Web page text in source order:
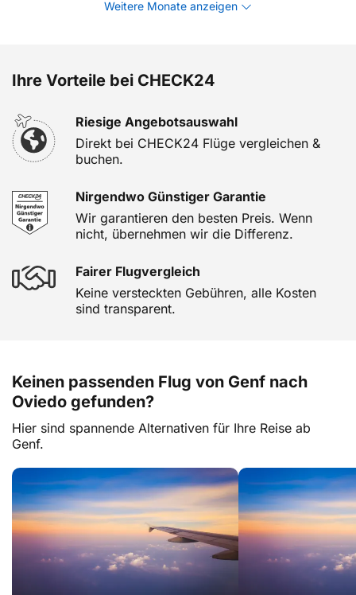
Weitere Monate anzeigen
Ihre Vorteile bei CHECK24
Riesige Angebotsauswahl
Direkt bei CHECK24 Flüge vergleichen &
buchen.
Nirgendwo Günstiger Garantie
Wir garantieren den besten Preis. Wenn
nicht, übernehmen wir die Differenz.
Fairer Flugvergleich
Keine versteckten Gebühren, alle Kosten
sind transparent.
Keinen passenden Flug von Genf nach
Oviedo gefunden?
Hier sind spannende Alternativen für Ihre Reise ab
Genf.